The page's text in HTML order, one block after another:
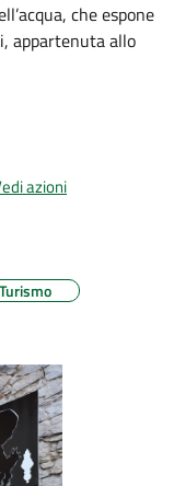
che espone
appartenuta allo
azioni
Turismo